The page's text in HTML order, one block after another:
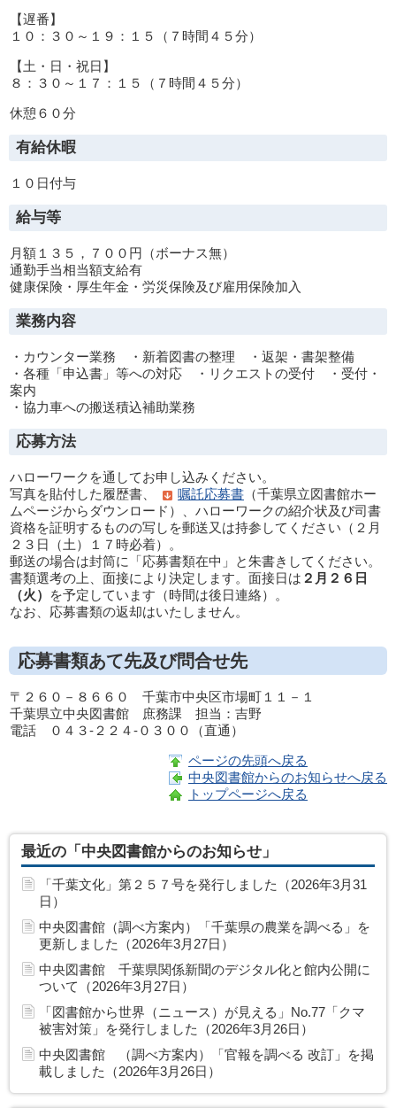
【遅番】
１０：３０～１９：１５（７時間４５分）
【土・日・祝日】
８：３０～１７：１５（７時間４５分）
休憩６０分
有給休暇
１０日付与
給与等
月額１３５，７００円（ボーナス無）
通勤手当相当額支給有
健康保険・厚生年金・労災保険及び雇用保険加入
業務内容
・カウンター業務 ・新着図書の整理 ・返架・書架整備
・各種「申込書」等への対応 ・リクエストの受付 ・受付・
案内
・協力車への搬送積込補助業務
応募方法
ハローワークを通してお申し込みください。
写真を貼付した履歴書、
嘱託応募書 （千葉県立図書館ホー
ムページからダウンロード）、ハローワークの紹介状及び司書
資格を証明するものの写しを郵送又は持参してください（２月
２３日（土）１７時必着）。
郵送の場合は封筒に「応募書類在中」と朱書きしてください。
書類選考の上、面接により決定します。面接日は ２月２６日
（火）
を予定しています（時間は後日連絡）。
なお、応募書類の返却はいたしません。
応募書類あて先及び問合せ先
〒２６０－８６６０ 千葉市中央区市場町１１－１
千葉県立中央図書館 庶務課 担当：吉野
電話 ０４３-２２４-０３００（直通）
ページの先頭へ戻る
中央図書館からのお知らせへ戻る
トップページへ戻る
最近の「中央図書館からのお知らせ」
「千葉文化」第２５７号を発行しました（2026年3月31
日）
中央図書館（調べ方案内）「千葉県の農業を調べる」を
更新しました（2026年3月27日）
中央図書館 千葉県関係新聞のデジタル化と館内公開に
ついて（2026年3月27日）
「図書館から世界（ニュース）が見える」No.77「クマ
被害対策」を発行しました（2026年3月26日）
中央図書館 （調べ方案内）「官報を調べる 改訂」を掲
載しました（2026年3月26日）